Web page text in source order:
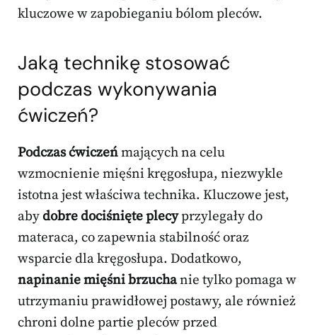
kluczowe w zapobieganiu bólom pleców.
Jaką technikę stosować
podczas wykonywania
ćwiczeń?
Podczas ćwiczeńmających na celu
wzmocnienie mięśni kręgosłupa, niezwykle
istotna jest właściwa technika. Kluczowe jest,
abydobre dociśnięte plecyprzylegały do
materaca, co zapewnia stabilność oraz
wsparcie dla kręgosłupa. Dodatkowo,
napinanie mięśni brzuchanie tylko pomaga w
utrzymaniu prawidłowej postawy, ale również
chroni dolne partie pleców przed